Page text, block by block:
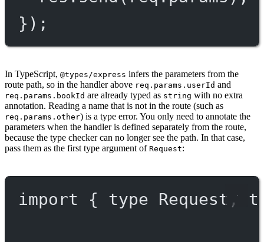
});
In TypeScript, @types/express infers the parameters from the
route path, so in the handler above req.params.userId and
req.params.bookId are already typed as string with no extra
annotation. Reading a name that is not in the route (such as
req.params.other) is a type error. You only need to annotate the
parameters when the handler is defined separately from the route,
because the type checker can no longer see the path. In that case,
pass them as the first type argument of Request:
import { type Request,